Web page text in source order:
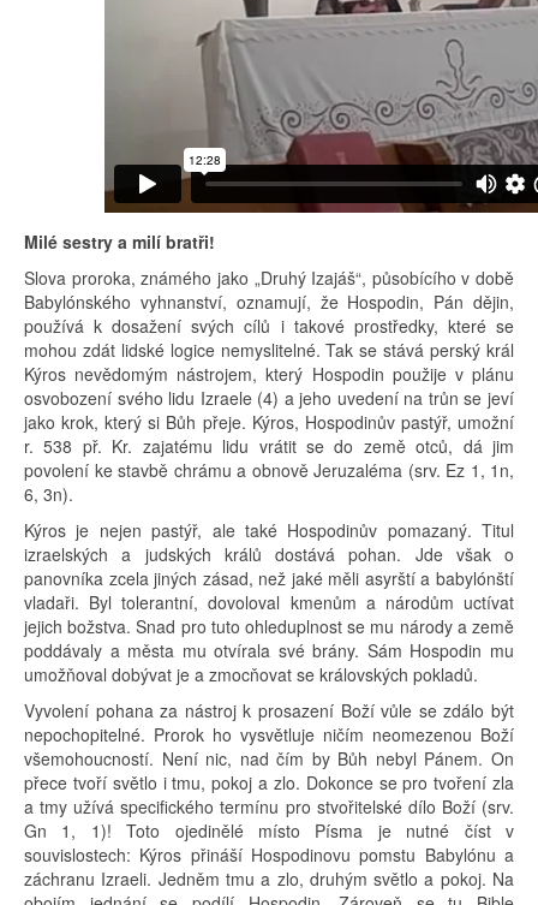
Milé sestry a milí bratři!
Slova proroka, známého jako „Druhý Izajáš“, působícího v době
Babylónského vyhnanství, oznamují, že Hospodin, Pán dějin,
používá k dosažení svých cílů i takové prostředky, které se
mohou zdát lidské logice nemyslitelné. Tak se stává perský král
Kýros nevědomým nástrojem, který Hospodin použije v plánu
osvobození svého lidu Izraele (4) a jeho uvedení na trůn se jeví
jako krok, který si Bůh přeje. Kýros, Hospodinův pastýř, umožní
r. 538 př. Kr. zajatému lidu vrátit se do země otců, dá jim
povolení ke stavbě chrámu a obnově Jeruzaléma (srv. Ez 1, 1n,
6, 3n).
Kýros je nejen pastýř, ale také Hospodinův pomazaný. Titul
izraelských a judských králů dostává pohan. Jde však o
panovníka zcela jiných zásad, než jaké měli asyrští a babylónští
vladaři. Byl tolerantní, dovoloval kmenům a národům uctívat
jejich božstva. Snad pro tuto ohleduplnost se mu národy a země
poddávaly a města mu otvírala své brány. Sám Hospodin mu
umožňoval dobývat je a zmocňovat se královských pokladů.
Vyvolení pohana za nástroj k prosazení Boží vůle se zdálo být
nepochopitelné. Prorok ho vysvětluje ničím neomezenou Boží
všemohoucností. Není nic, nad čím by Bůh nebyl Pánem. On
přece tvoří světlo i tmu, pokoj a zlo. Dokonce se pro tvoření zla
a tmy užívá specifického termínu pro stvořitelské dílo Boží (srv.
Gn 1, 1)! Toto ojedinělé místo Písma je nutné číst v
souvislostech: Kýros přináší Hospodinovu pomstu Babylónu a
záchranu Izraeli. Jedněm tmu a zlo, druhým světlo a pokoj. Na